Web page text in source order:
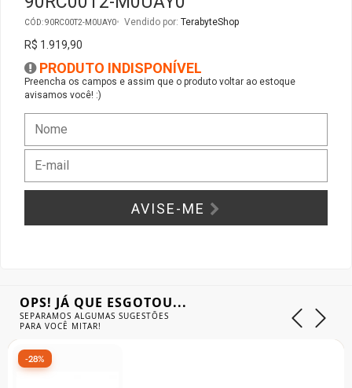
CÓD: 90RC00T2-M0UAY0 Vendido por: TerabyteShop
R$ 1.919,90
PRODUTO INDISPONÍVEL
Preencha os campos e assim que o produto voltar ao estoque
avisamos você! :)
AVISE-ME
OPS! JÁ QUE ESGOTOU...
SEPARAMOS ALGUMAS SUGESTÕES
PARA VOCÊ MITAR!
-28%
Gabinete Liketec
Ver Todos
Fonte Thermaltake
Fontes Diversas
Ver Todos